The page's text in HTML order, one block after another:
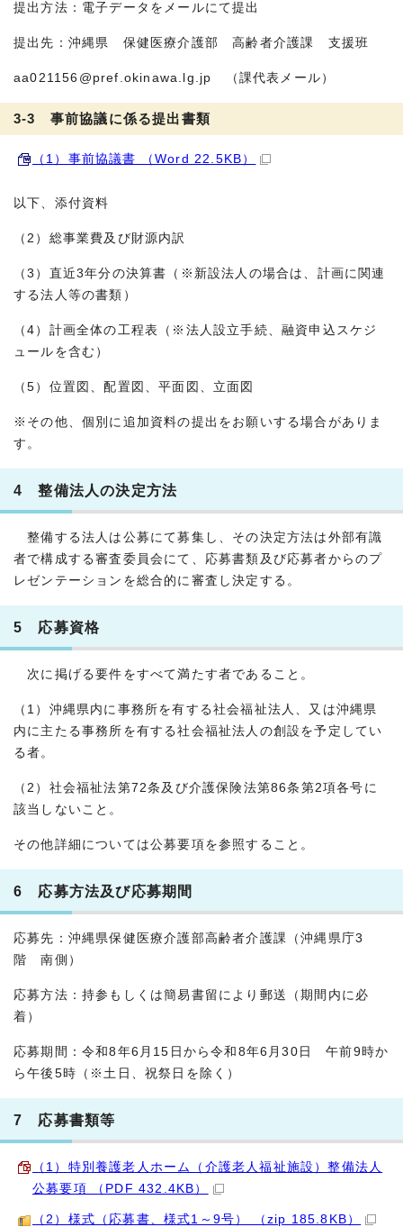
提出方法：電子データをメールにて提出
提出先：沖縄県 保健医療介護部 高齢者介護課 支援班
aa021156@pref.okinawa.lg.jp （課代表メール）
3-3 事前協議に係る提出書類
（1）事前協議書 （Word 22.5KB）
以下、添付資料
（2）総事業費及び財源内訳
（3）直近3年分の決算書（※新設法人の場合は、計画に関連
する法人等の書類）
（4）計画全体の工程表（※法人設立手続、融資申込スケジ
ュールを含む）
（5）位置図、配置図、平面図、立面図
※その他、個別に追加資料の提出をお願いする場合がありま
す。
4 整備法人の決定方法
整備する法人は公募にて募集し、その決定方法は外部有識
者で構成する審査委員会にて、応募書類及び応募者からのプ
レゼンテーションを総合的に審査し決定する。
5 応募資格
次に掲げる要件をすべて満たす者であること。
（1）沖縄県内に事務所を有する社会福祉法人、又は沖縄県
内に主たる事務所を有する社会福祉法人の創設を予定してい
る者。
（2）社会福祉法第72条及び介護保険法第86条第2項各号に
該当しないこと。
その他詳細については公募要項を参照すること。
6 応募方法及び応募期間
応募先：沖縄県保健医療介護部高齢者介護課（沖縄県庁3
階 南側）
応募方法：持参もしくは簡易書留により郵送（期間内に必
着）
応募期間：令和8年6月15日から令和8年6月30日 午前9時か
ら午後5時（※土日、祝祭日を除く）
7 応募書類等
（1）特別養護老人ホーム（介護老人福祉施設）整備法人
公募要項 （PDF 432.4KB）
（2）様式（応募書、様式1～9号） （zip 185.8KB）